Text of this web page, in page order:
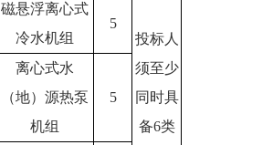
投标人
须至少
同时具
备6类
磁悬浮离心式
冷水机组
5
离心式水
（地）源热泵
机组
5